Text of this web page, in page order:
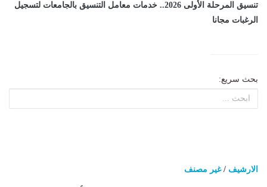
تنسيق المرحلة الأولى 2026.. خدمات معامل التنسيق بالجامعات لتسجيل
الرغبات مجانا
بحث سريع:
الارشيف /غير مصنف